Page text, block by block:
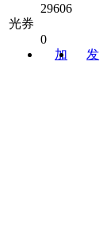
29606
光券
0
加
发